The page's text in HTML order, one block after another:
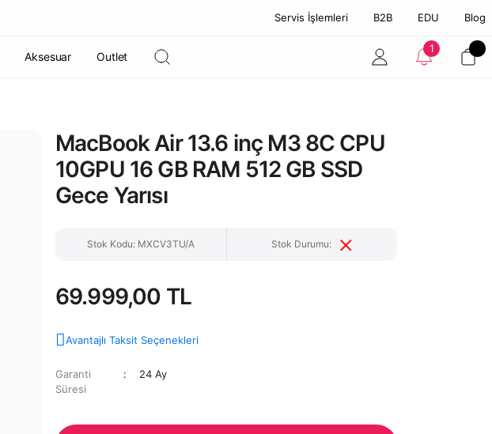
Servis İşlemleri B2B EDU Blog
Aksesuar Outlet
1
MacBook Air 13.6 inç M3 8C CPU
10GPU 16 GB RAM 512 GB SSD
Gece Yarısı
Stok Kodu: MXCV3TU/A Stok Durumu:
69.999,00 TL
Avantajlı Taksit Seçenekleri
Garanti
Süresi
24 Ay